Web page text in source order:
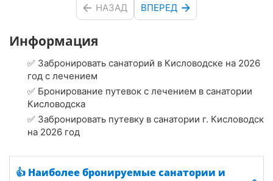
Информация
✅ Забронировать санаторий в Кисловодске на 2026
год с лечением
✅ Бронирование путевок с лечением в санатории
Кисловодска
✅ Забронировать путевку в санатории г. Кисловодск
на 2026 год
👍 Наиболее бронируемые санатории и
НАЗАД ВПЕРЕД